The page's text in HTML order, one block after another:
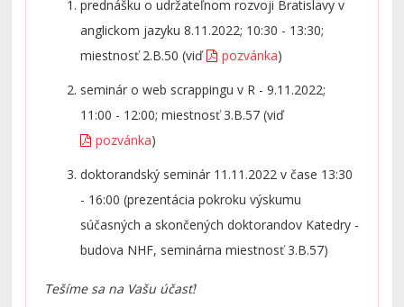
prednášku o udržateľnom rozvoji Bratislavy v
anglickom jazyku 8.11.2022; 10:30 - 13:30;
miestnosť 2.B.50 (viď
pozvánka)
seminár o web scrappingu v R - 9.11.2022;
11:00 - 12:00; miestnosť 3.B.57 (viď
pozvánka)
doktorandský seminár 11.11.2022 v čase 13:30
- 16:00 (prezentácia pokroku výskumu
súčasných a skončených doktorandov Katedry -
budova NHF, seminárna miestnosť 3.B.57)
Tešíme sa na Vašu účasť!